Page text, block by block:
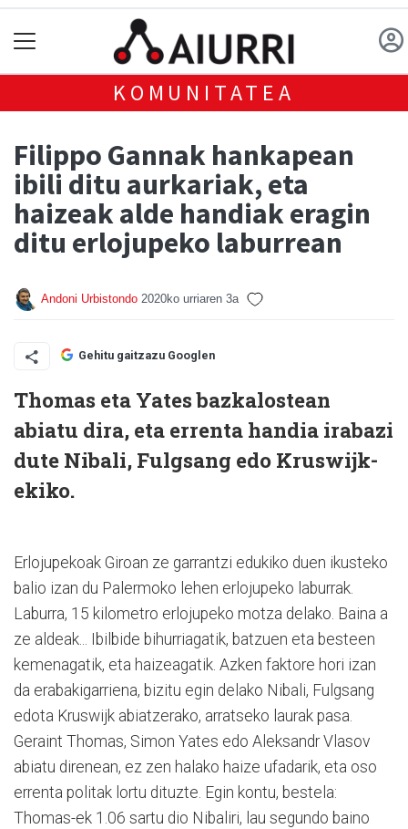
KOMUNITATEA
Filippo Gannak hankapean
ibili ditu aurkariak, eta
haizeak alde handiak eragin
ditu erlojupeko laburrean
Andoni Urbistondo 2020ko urriaren 3a
Gehitu gaitzazu Googlen
Thomas eta Yates bazkalostean
abiatu dira, eta errenta handia irabazi
dute Nibali, Fulgsang edo Kruswijk-
ekiko.
Erlojupekoak Giroan ze garrantzi edukiko duen ikusteko
balio izan du Palermoko lehen erlojupeko laburrak.
Laburra, 15 kilometro erlojupeko motza delako. Baina a
ze aldeak... Ibilbide bihurriagatik, batzuen eta besteen
kemenagatik, eta haizeagatik. Azken faktore hori izan
da erabakigarriena, bizitu egin delako Nibali, Fulgsang
edota Kruswijk abiatzerako, arratseko laurak pasa.
Geraint Thomas, Simon Yates edo Aleksandr Vlasov
abiatu direnean, ez zen halako haize ufadarik, eta oso
errenta politak lortu dituzte. Egin kontu, bestela:
Thomas-ek 1.06 sartu dio Nibaliri, lau segundo baino